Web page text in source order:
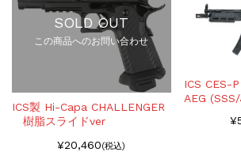
SOLD OUT
この商品へのお問い合わせ
ICS製 Hi-Capa CHALLENGER
樹脂スライドver
¥20,460(税込)
ICS CES-
AEG